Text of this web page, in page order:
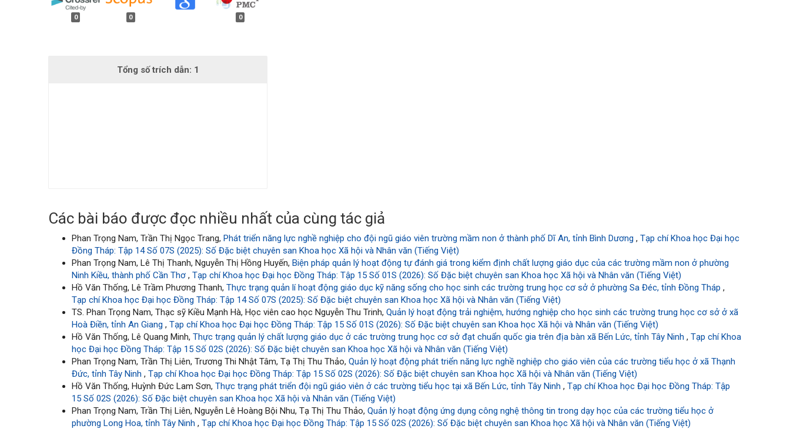
0 0 0
Các bài báo được đọc nhiều nhất của cùng tác giả
Phan Trọng Nam, Trần Thị Ngọc Trang,Phát triển năng lực nghề nghiệp cho đội ngũ giáo viên trường mầm non ở thành phố Dĩ An, tỉnh Bình Dương,Tạp chí Khoa học Đại học
Đồng Tháp: Tập 14 Số 07S (2025): Số Đặc biệt chuyên san Khoa học Xã hội và Nhân văn (Tiếng Việt)
Phan Trọng Nam, Lê Thị Thanh, Nguyễn Thị Hồng Huyến,Biện pháp quản lý hoạt động tự đánh giá trong kiểm định chất lượng giáo dục của các trường mầm non ở phường
Ninh Kiều, thành phố Cần Thơ,Tạp chí Khoa học Đại học Đồng Tháp: Tập 15 Số 01S (2026): Số Đặc biệt chuyên san Khoa học Xã hội và Nhân văn (Tiếng Việt)
Hồ Văn Thống, Lê Trầm Phương Thanh,Thực trạng quản lí hoạt động giáo dục kỹ năng sống cho học sinh các trường trung học cơ sở ở phường Sa Đéc, tỉnh Đồng Tháp,
Tạp chí Khoa học Đại học Đồng Tháp: Tập 14 Số 07S (2025): Số Đặc biệt chuyên san Khoa học Xã hội và Nhân văn (Tiếng Việt)
TS. Phan Trọng Nam, Thạc sỹ Kiều Mạnh Hà, Học viên cao học Nguyễn Thu Trinh,Quản lý hoạt động trải nghiệm, hướng nghiệp cho học sinh các trường trung học cơ sở ở xã
Hoà Điền, tỉnh An Giang,Tạp chí Khoa học Đại học Đồng Tháp: Tập 15 Số 01S (2026): Số Đặc biệt chuyên san Khoa học Xã hội và Nhân văn (Tiếng Việt)
Hồ Văn Thống, Lê Quang Minh,Thực trạng quản lý chất lượng giáo dục ở các trường trung học cơ sở đạt chuẩn quốc gia trên địa bàn xã Bến Lức, tỉnh Tây Ninh,Tạp chí Khoa
học Đại học Đồng Tháp: Tập 15 Số 02S (2026): Số Đặc biệt chuyên san Khoa học Xã hội và Nhân văn (Tiếng Việt)
Phan Trọng Nam, Trần Thị Liên, Trương Thi Nhật Tâm, Tạ Thị Thu Thảo,Quản lý hoạt động phát triển năng lực nghề nghiệp cho giáo viên của các trường tiểu học ở xã Thạnh
Đức, tỉnh Tây Ninh,Tạp chí Khoa học Đại học Đồng Tháp: Tập 15 Số 02S (2026): Số Đặc biệt chuyên san Khoa học Xã hội và Nhân văn (Tiếng Việt)
Hồ Văn Thống, Huỳnh Đức Lam Sơn,Thực trạng phát triển đội ngũ giáo viên ở các trường tiểu học tại xã Bến Lức, tỉnh Tây Ninh,Tạp chí Khoa học Đại học Đồng Tháp: Tập
15 Số 02S (2026): Số Đặc biệt chuyên san Khoa học Xã hội và Nhân văn (Tiếng Việt)
Phan Trọng Nam, Trần Thị Liên, Nguyễn Lê Hoàng Bội Nhu, Tạ Thị Thu Thảo,Quản lý hoạt động ứng dụng công nghệ thông tin trong dạy học của các trường tiểu học ở
phường Long Hoa, tỉnh Tây Ninh,Tạp chí Khoa học Đại học Đồng Tháp: Tập 15 Số 02S (2026): Số Đặc biệt chuyên san Khoa học Xã hội và Nhân văn (Tiếng Việt)